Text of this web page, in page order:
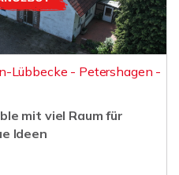
Lübbecke - Petershagen -
mit viel Raum für
Ideen